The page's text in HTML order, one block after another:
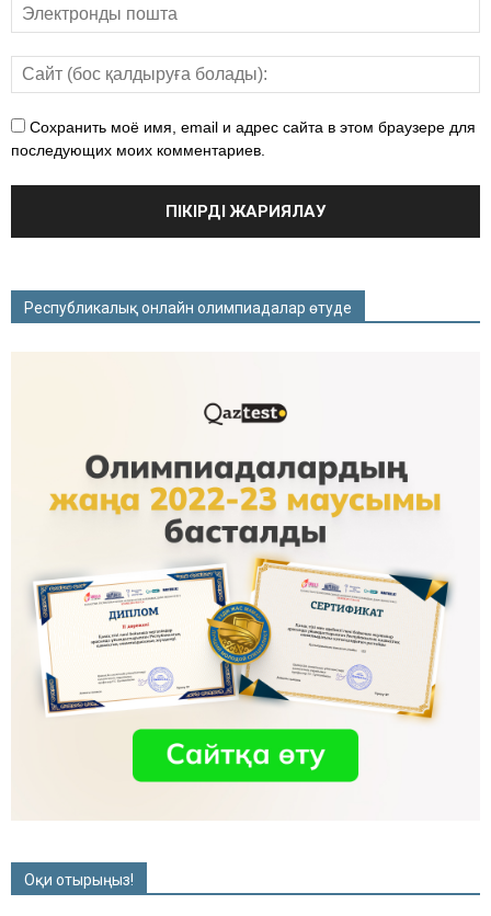
Сохранить моё имя, email и адрес сайта в этом браузере для
последующих моих комментариев.
Республикалық онлайн олимпиадалар өтуде
Оқи отырыңыз!